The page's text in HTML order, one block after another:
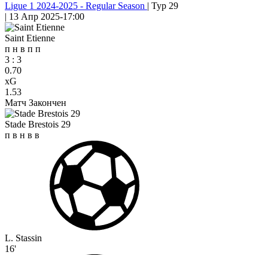
Ligue 1 2024-2025 - Regular Season | Тур 29
| 13 Апр 2025-17:00
Saint Etienne
п н в п п
3 : 3
0.70
xG
1.53
Матч Закончен
Stade Brestois 29
п в н в в
L. Stassin
16'